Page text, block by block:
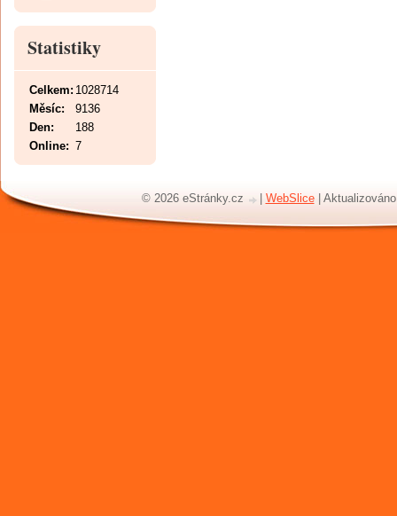
Statistiky
Online: 7
Celkem: 1028714
Měsíc:
9136
Den:
188
© 2026 eStránky.cz WebSlice